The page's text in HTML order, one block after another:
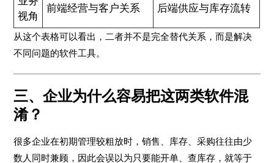
视角
前端经营与客户关系 后端供应与库存流转
从这个表格可以看出，二者并不是完全替代关系，而是解决
不同问题的软件工具。
三、企业为什么容易把这两类软件混
淆？
很多企业在初期管理较粗放时，销售、库存、采购往往由少
数人同时兼顾，因此会误以为只要能开单、查库存，就等于